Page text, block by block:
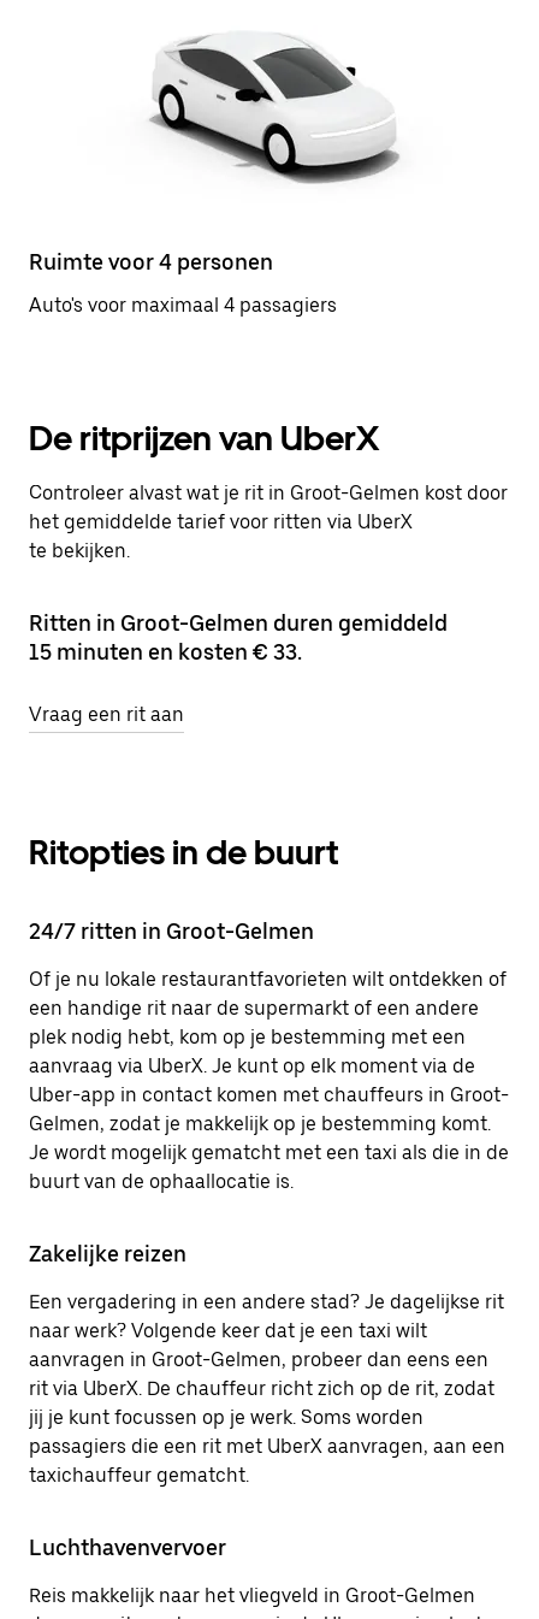
Ruimte voor 4 personen
Auto's voor maximaal 4 passagiers
De ritprijzen van UberX
Controleer alvast wat je rit in Groot-Gelmen kost door
het gemiddelde tarief voor ritten via UberX
te bekijken.
Ritten in Groot-Gelmen duren gemiddeld
15 minuten en kosten € 33.
Vraag een rit aan
Ritopties in de buurt
24/7 ritten in Groot-Gelmen
Of je nu lokale restaurantfavorieten wilt ontdekken of
een handige rit naar de supermarkt of een andere
plek nodig hebt, kom op je bestemming met een
aanvraag via UberX. Je kunt op elk moment via de
Uber-app in contact komen met chauffeurs in Groot-
Gelmen, zodat je makkelijk op je bestemming komt.
Je wordt mogelijk gematcht met een taxi als die in de
buurt van de ophaallocatie is.
Zakelijke reizen
Een vergadering in een andere stad? Je dagelijkse rit
naar werk? Volgende keer dat je een taxi wilt
aanvragen in Groot-Gelmen, probeer dan eens een
rit via UberX. De chauffeur richt zich op de rit, zodat
jij je kunt focussen op je werk. Soms worden
passagiers die een rit met UberX aanvragen, aan een
taxichauffeur gematcht.
Luchthavenvervoer
Reis makkelijk naar het vliegveld in Groot-Gelmen